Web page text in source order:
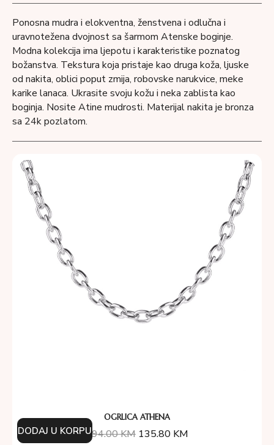
Ponosna mudra i elokventna, ženstvena i odlučna i
uravnotežena dvojnost sa šarmom Atenske boginje.
Modna kolekcija ima ljepotu i karakteristike poznatog
božanstva. Tekstura koja pristaje kao druga koža, ljuske
od nakita, oblici poput zmija, robovske narukvice, meke
karike lanaca. Ukrasite svoju kožu i neka zablista kao
boginja. Nosite Atine mudrosti. Materijal nakita je bronza
sa 24k pozlatom.
OGRLICA ATHENA
194.00KM 135.80 KM
DODAJ U KORPU